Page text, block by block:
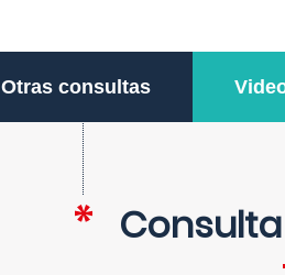
Otras consultas